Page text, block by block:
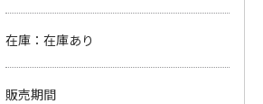
在庫：在庫あり
販売期間